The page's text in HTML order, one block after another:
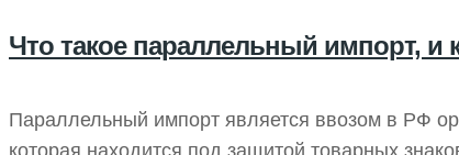
Что такое параллельный импорт, и
Параллельный импорт является ввозом в РФ